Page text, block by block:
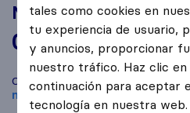
Mudanzas Sant Cugat
0,0 basado
reseñas de Sirelo y
Compara Mudanzas Sant Cugat
mudanzasdeSant Quirze del
tales como cookies en
tu experiencia de usuario,
y anuncios, proporcionar
nuestro tráfico. Haz clic
continuación para aceptar
tecnología en nuestra